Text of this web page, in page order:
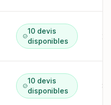
10 devis
disponibles
10 devis
disponibles
8